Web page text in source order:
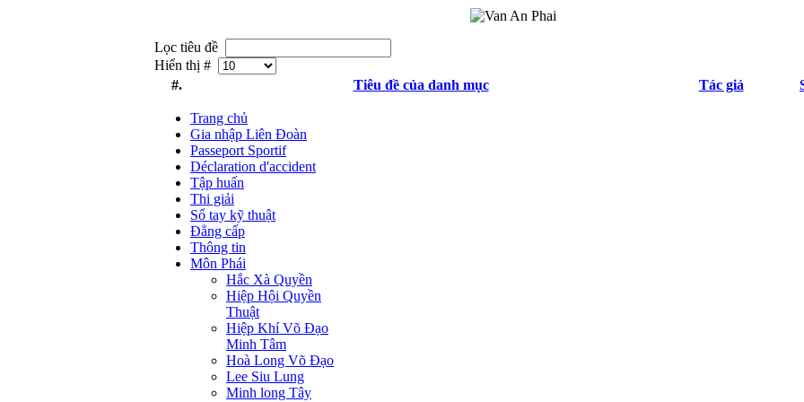
Lọc tiêu đề
Hiển thị #
#.
Tiêu đề của danh mục Tác giả
Trang chủ
Gia nhập Liên Đoàn
Passeport Sportif
Déclaration d'accident
Tập huấn
Thi giải
Sổ tay kỹ thuật
Đẳng cấp
Thông tin
Môn Phái
Hắc Xà Quyền
Hiệp Hội Quyền
Thuật
Hiệp Khí Võ Đạo
Minh Tâm
Hoà Long Võ Đạo
Lee Siu Lung
Minh long Tây